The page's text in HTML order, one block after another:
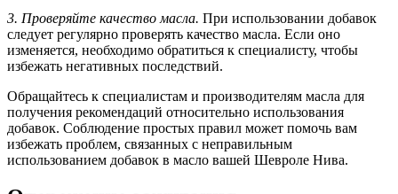
3. Проверяйте качество масла. При использовании добавок
следует регулярно проверять качество масла. Если оно
изменяется, необходимо обратиться к специалисту, чтобы
избежать негативных последствий.
Обращайтесь к специалистам и производителям масла для
получения рекомендаций относительно использования
добавок. Соблюдение простых правил может помочь вам
избежать проблем, связанных с неправильным
использованием добавок в масло вашей Шевроле Нива.